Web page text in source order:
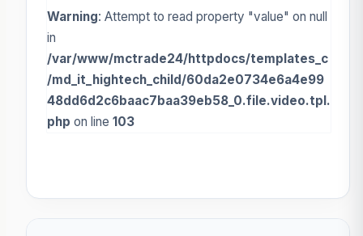
Warning: Attempt to read property "value" on null
in
/var/www/mctrade24/httpdocs/templates_c
/md_it_hightech_child/60da2e0734e6a4e99
48dd6d2c6baac7baa39eb58_0.file.video.tpl.
php on line 103